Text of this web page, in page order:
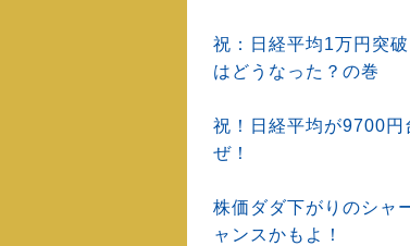
祝：日経平均1万円突
はどうなった？の巻
祝！日経平均が9700
ぜ！
株価ダダ下がりのシャ
ャンスかもよ！